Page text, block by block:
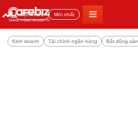
Đọc nhiều Mới nhất
Kinh doanh Tài chính ngân hàng Bất động sản